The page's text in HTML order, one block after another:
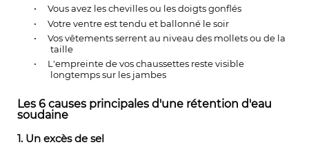
•
Vous avez les chevilles ou les doigts gonflés
•
Votre ventre est tendu et ballonné le soir
•
Vos vêtements serrent au niveau des mollets ou de la
taille
•
L'empreinte de vos chaussettes reste visible
longtemps sur les jambes
Les 6 causes principales d'une rétention d'eau
soudaine
1. Un excès de sel